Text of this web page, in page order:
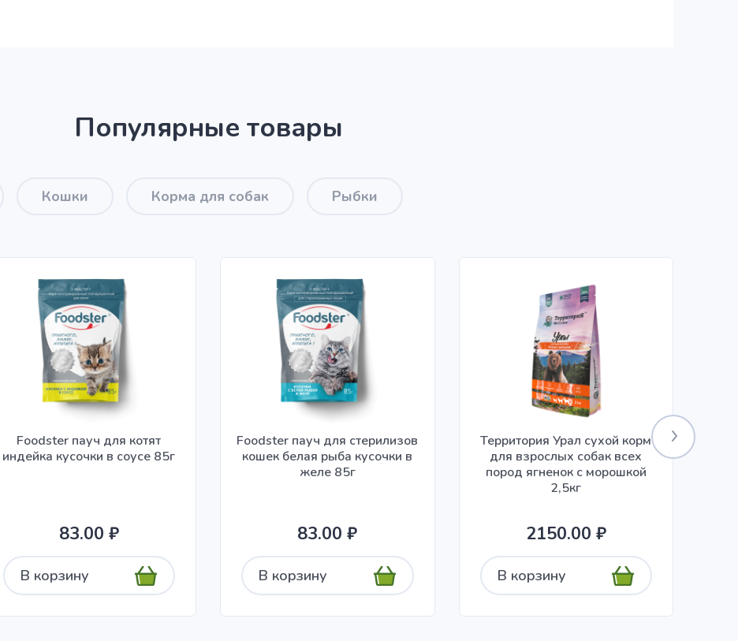
Популярные товары
Кошки Корма для собак Рыбки
Foodster пауч для котят
индейка кусочки в соусе 85г
83.00 ₽
В корзину
Foodster пауч для стерилизов
кошек белая рыба кусочки в
желе 85г
83.00 ₽
В корзину
Территория Урал сухой корм
для взрослых собак всех
пород ягненок с морошкой
2,5кг
2150.00 ₽
В корзину